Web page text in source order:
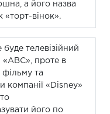
а його назва
«торт-вінок».
телевізійний
проте в
та
компанії «Disney»
його по